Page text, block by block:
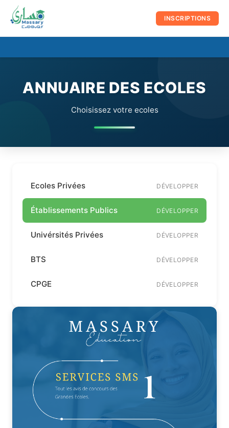
contenu
INSCRIPTIONS
ANNUAIRE DES ECOLES
Choisissez votre ecoles
Ecoles Privées DÉVELOPPER
Établissements Publics DÉVELOPPER
Univérsités Privées DÉVELOPPER
BTS DÉVELOPPER
CPGE DÉVELOPPER